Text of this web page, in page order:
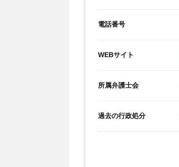
電話番号
WEBサイト
所属弁護士会
過去の行政処分